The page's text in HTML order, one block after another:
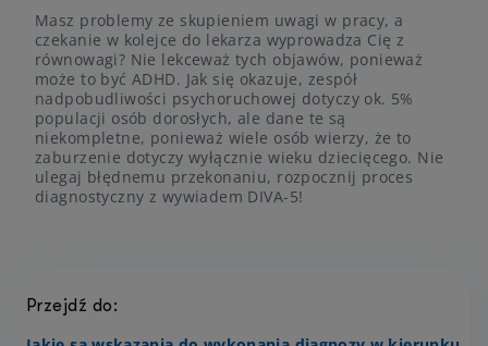
Masz problemy ze skupieniem uwagi w pracy, a
czekanie w kolejce do lekarza wyprowadza Cię z
równowagi? Nie lekceważ tych objawów, ponieważ
może to być ADHD. Jak się okazuje, zespół
nadpobudliwości psychoruchowej dotyczy ok. 5%
populacji osób dorosłych, ale dane te są
niekompletne, ponieważ wiele osób wierzy, że to
zaburzenie dotyczy wyłącznie wieku dziecięcego. Nie
ulegaj błędnemu przekonaniu, rozpocznij proces
diagnostyczny z wywiadem DIVA-5!
Przejdź do: